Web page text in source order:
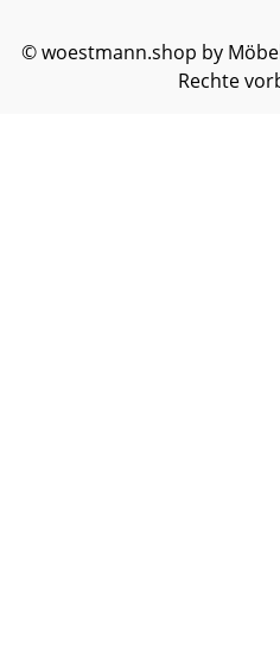
© woestmann.shop by
Rechte